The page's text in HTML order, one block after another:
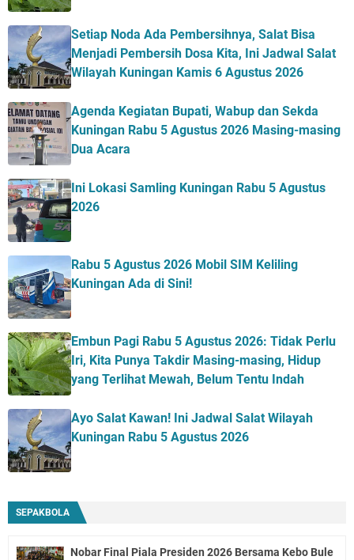
Setiap Noda Ada Pembersihnya, Salat Bisa
Menjadi Pembersih Dosa Kita, Ini Jadwal Salat
Wilayah Kuningan Kamis 6 Agustus 2026
Agenda Kegiatan Bupati, Wabup dan Sekda
Kuningan Rabu 5 Agustus 2026 Masing-masing
Dua Acara
Ini Lokasi Samling Kuningan Rabu 5 Agustus
2026
Rabu 5 Agustus 2026 Mobil SIM Keliling
Kuningan Ada di Sini!
Embun Pagi Rabu 5 Agustus 2026: Tidak Perlu
Iri, Kita Punya Takdir Masing-masing, Hidup
yang Terlihat Mewah, Belum Tentu Indah
Ayo Salat Kawan! Ini Jadwal Salat Wilayah
Kuningan Rabu 5 Agustus 2026
SEPAKBOLA
Nobar Final Piala Presiden 2026 Bersama Kebo Bule